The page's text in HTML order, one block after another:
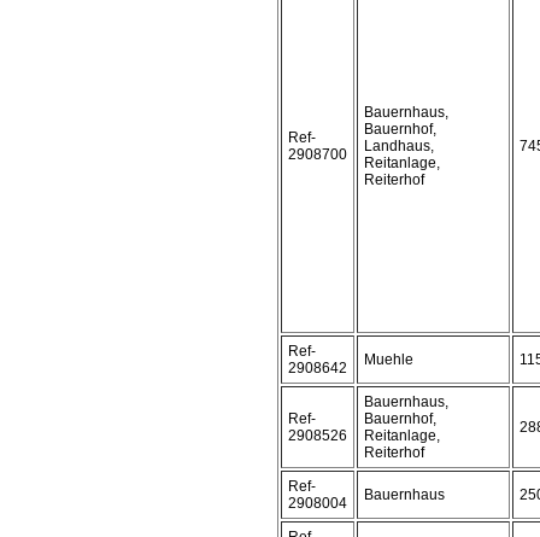
Ref-
2908700
Bauernhaus,
Bauernhof,
Landhaus,
Reitanlage,
Reiterhof
Ref-
2908642
Muehle
Ref-
2908526
Bauernhaus,
Bauernhof,
Reitanlage,
Reiterhof
Ref-
2908004
Bauernhaus